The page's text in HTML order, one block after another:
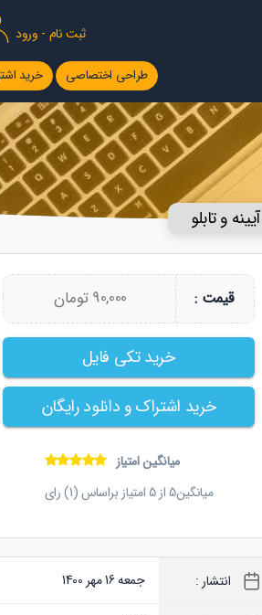
ثبت نام - ورود
طراحی اختصاصی خرید
و تابلو
قیمت : 90,000 تومان
خرید تکی فایل
خرید اشتراک و دانلود رایگان
میانگین امتیاز
میانگین5از5امتیاز براساس (1) رای
انتشار : جمعه 16 مهر 1400